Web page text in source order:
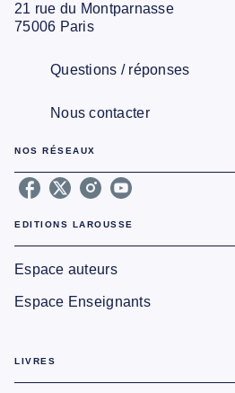
21 rue du Montparnasse
75006 Paris
Questions / réponses
Nous contacter
NOS RÉSEAUX
EDITIONS LAROUSSE
Espace auteurs
Espace Enseignants
LIVRES